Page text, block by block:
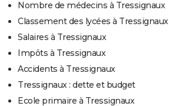
Nombre de médecins à Tressignaux
Classement des lycées à Tressignaux
Salaires à Tressignaux
Impôts à Tressignaux
Accidents à Tressignaux
Tressignaux : dette et budget
Ecole primaire à Tressignaux